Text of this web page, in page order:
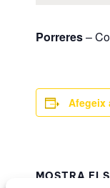
Porreres–
Afegeix
MOSTRA